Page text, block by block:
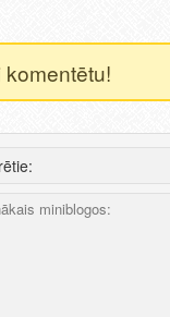
komentētu!
miniblogos: